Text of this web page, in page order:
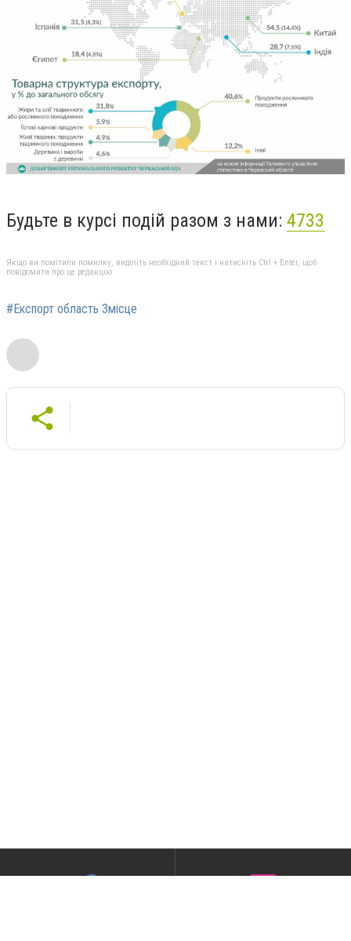
Будьте в курсі подій разом з нами: 4733
Якщо ви помітили помилку, виділіть необхідний текст і натисніть Ctrl + Enter, щоб
повідомити про це редакцію
#Експорт область 3місце